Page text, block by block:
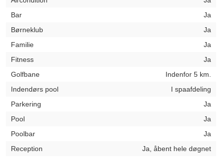
Bar
Ja
Børneklub
Ja
Familie
Ja
Fitness
Ja
Golfbane
Indenfor 5 km.
Indendørs pool
I spaafdeling
Parkering
Ja
Pool
Ja
Poolbar
Ja
Reception
Ja, åbent hele døgnet